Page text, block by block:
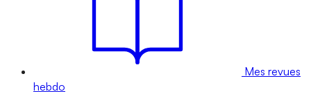
Mes revues
hebdo